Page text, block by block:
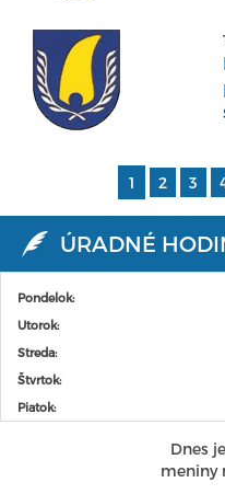
1 2 3
ÚRADNÉ
Pondelok:
Utorok:
Streda:
Štvrtok:
Piatok:
Dnes
meniny